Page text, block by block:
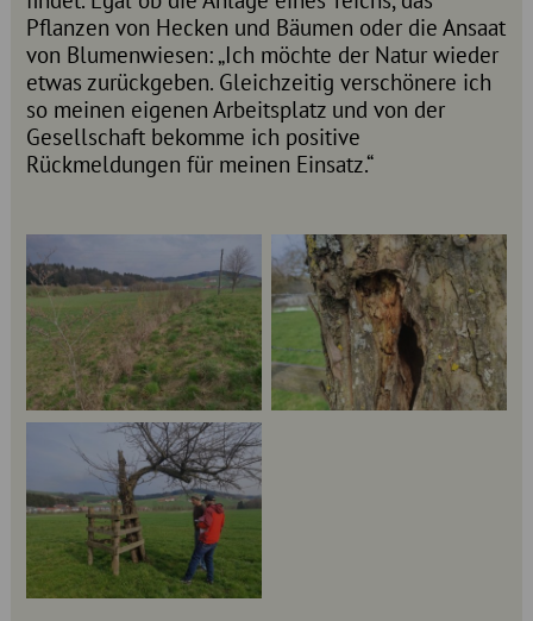
Pflanzen von Hecken und Bäumen oder die Ansaat
von Blumenwiesen: „Ich möchte der Natur wieder
etwas zurückgeben. Gleichzeitig verschönere ich
so meinen eigenen Arbeitsplatz und von der
Gesellschaft bekomme ich positive
Rückmeldungen für meinen Einsatz.“